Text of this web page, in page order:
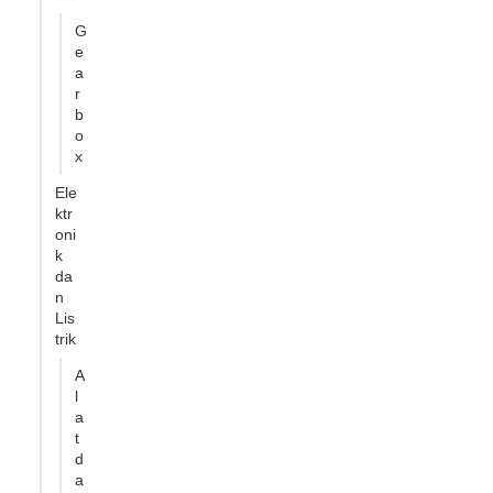
G
e
a
r
b
o
x
Ele
ktr
oni
k
da
n
Lis
trik
A
l
a
t
d
a